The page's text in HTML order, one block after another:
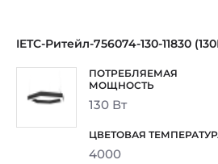
IETC-Ритейл-756074-130-11830
130 Вт
4000